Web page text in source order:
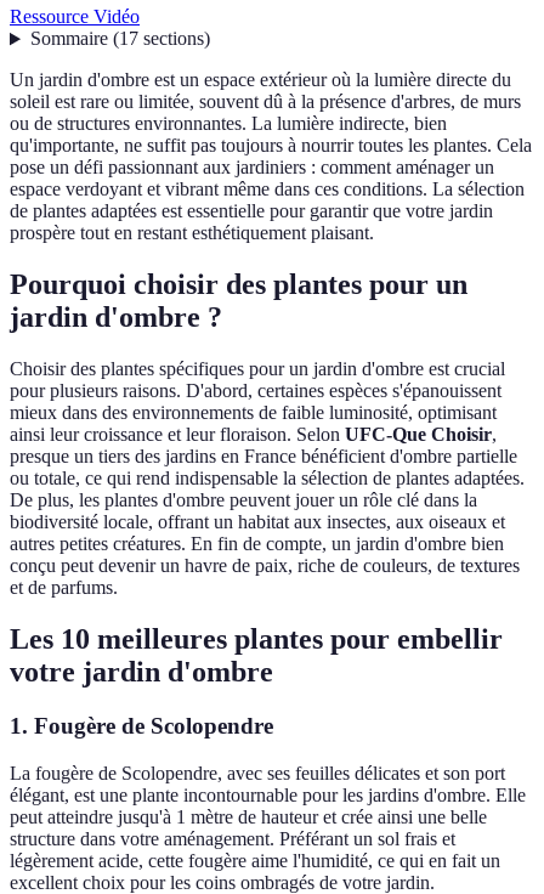
Ressource Vidéo
Sommaire(17 sections)
Un jardin d'ombre est un espace extérieur où la lumière directe du
soleil est rare ou limitée, souvent dû à la présence d'arbres, de murs
ou de structures environnantes. La lumière indirecte, bien
qu'importante, ne suffit pas toujours à nourrir toutes les plantes. Cela
pose un défi passionnant aux jardiniers : comment aménager un
espace verdoyant et vibrant même dans ces conditions. La sélection
de plantes adaptées est essentielle pour garantir que votre jardin
prospère tout en restant esthétiquement plaisant.
Pourquoi choisir des plantes pour un
jardin d'ombre ?
Choisir des plantes spécifiques pour un jardin d'ombre est crucial
pour plusieurs raisons. D'abord, certaines espèces s'épanouissent
mieux dans des environnements de faible luminosité, optimisant
ainsi leur croissance et leur floraison. Selon UFC-Que Choisir,
presque un tiers des jardins en France bénéficient d'ombre partielle
ou totale, ce qui rend indispensable la sélection de plantes adaptées.
De plus, les plantes d'ombre peuvent jouer un rôle clé dans la
biodiversité locale, offrant un habitat aux insectes, aux oiseaux et
autres petites créatures. En fin de compte, un jardin d'ombre bien
conçu peut devenir un havre de paix, riche de couleurs, de textures
et de parfums.
Les 10 meilleures plantes pour embellir
votre jardin d'ombre
1. Fougère de Scolopendre
La fougère de Scolopendre, avec ses feuilles délicates et son port
élégant, est une plante incontournable pour les jardins d'ombre. Elle
peut atteindre jusqu'à 1 mètre de hauteur et crée ainsi une belle
structure dans votre aménagement. Préférant un sol frais et
légèrement acide, cette fougère aime l'humidité, ce qui en fait un
excellent choix pour les coins ombragés de votre jardin.